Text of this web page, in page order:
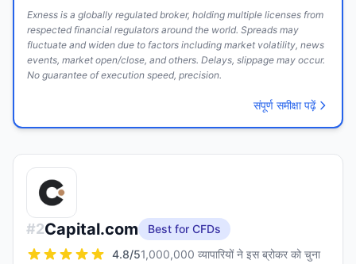
Exness is a globally regulated broker, holding multiple licenses from
respected financial regulators around the world. Spreads may
fluctuate and widen due to factors including market volatility, news
events, market open/close, and others. Delays, slippage may occur.
No guarantee of execution speed, precision.
संपूर्ण समीक्षा पढ़ें
#2Capital.com
Best for CFDs
4.8/51,000,000 व्यापारियों ने इस ब्रोकर को चुना